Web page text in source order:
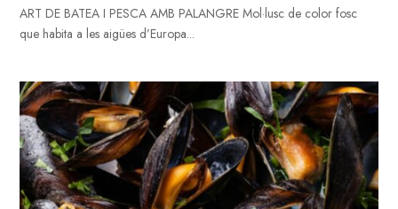
ART DE BATEA I PESCA AMB PALANGRE Mol·lusc de color fosc
que habita a les aigües d’Europa...